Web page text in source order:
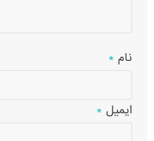
نام*
ایمیل*